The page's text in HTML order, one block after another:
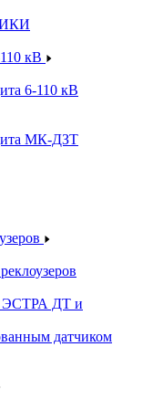
ИКИ
кВ
6-110 кВ
МК-ДЗТ
ЭСТРА ДТ и
датчиком